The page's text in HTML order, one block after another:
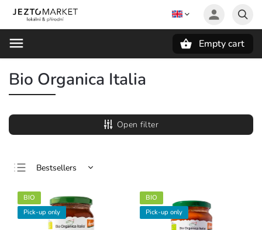
Empty cart
Bio Organica Italia
Open filter
Bestsellers
Most expensive
Alphabetically
BIO
Pick-up only
BIO
Pick-up only